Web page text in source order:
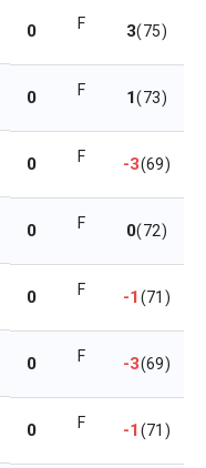
0 F 3(75)
0 F 1(73)
0 F -3(69)
0 F 0(72)
0 F -1(71)
0 F -3(69)
0 F -1(71)